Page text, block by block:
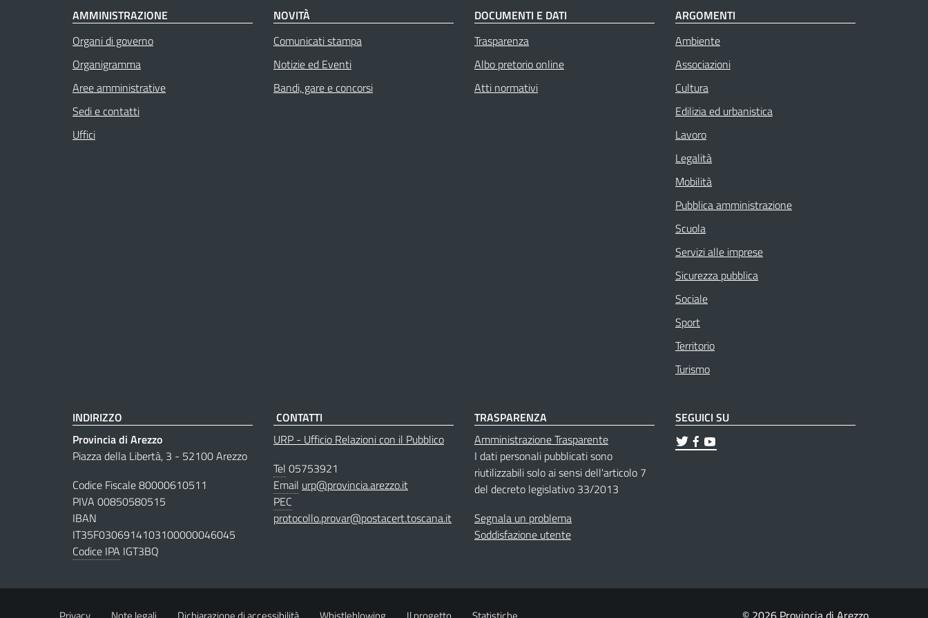
AMMINISTRAZIONE
Organi di governo
Organigramma
Aree amministrative
Sedi e contatti
Uffici
NOVITÀ
Comunicati stampa
Notizie ed Eventi
Bandi, gare e concorsi
DOCUMENTI E DATI
Trasparenza
Albo pretorio online
Atti normativi
ARGOMENTI
Ambiente
Associazioni
Cultura
Edilizia ed urbanistica
Lavoro
Legalità
Mobilità
Pubblica amministrazione
Scuola
Servizi alle imprese
Sicurezza pubblica
Sociale
Sport
Territorio
Turismo
INDIRIZZO
Provincia di Arezzo
Piazza della Libertà, 3 - 52100 Arezzo
Codice Fiscale 80000610511
PIVA 00850580515
IBAN
IT35F0306914103100000046045
Codice IPA IGT3BQ
CONTATTI
URP - Ufficio Relazioni con il Pubblico
Tel 05753921
Email urp@provincia.arezzo.it
PEC
protocollo.provar@postacert.toscana.it
TRASPARENZA
Amministrazione Trasparente
I dati personali pubblicati sono
riutilizzabili solo ai sensi dell'articolo 7
del decreto legislativo 33/2013
Segnala un problema
Soddisfazione utente
SEGUICI SU